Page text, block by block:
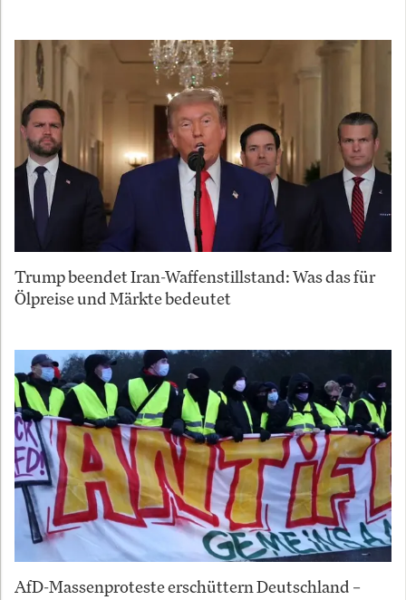
Trump beendet Iran-Waffenstillstand: Was das für
Ölpreise und Märkte bedeutet
AfD-Massenproteste erschüttern Deutschland –